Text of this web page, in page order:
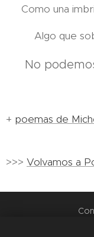
Como una
Algo que
No
+ poemas de
>>> Volvamos a